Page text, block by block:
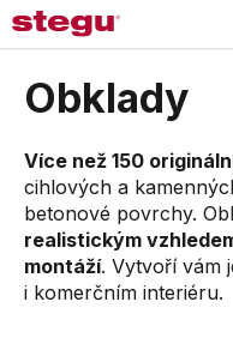
Přejít
na
obsah
Obklady
Více než 150
cihlových a
betonové povrchy.
realistickým
montáží. Vytvoří vám
i komerčním interiéru.
K
o
o
p
o
t
ř